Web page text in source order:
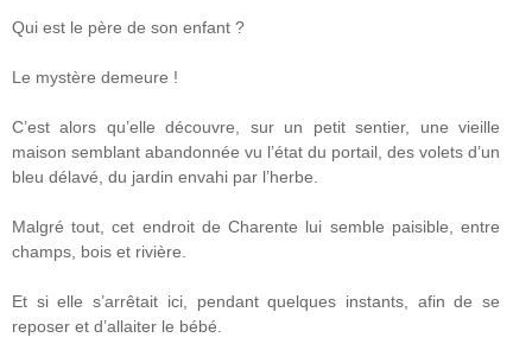
Qui est le père de son enfant ?
Le mystère demeure !
C’est alors qu’elle découvre, sur un petit sentier, une vieille
maison semblant abandonnée vu l’état du portail, des volets d’un
bleu délavé, du jardin envahi par l’herbe.
Malgré tout, cet endroit de Charente lui semble paisible, entre
champs, bois et rivière.
Et si elle s’arrêtait ici, pendant quelques instants, afin de se
reposer et d’allaiter le bébé.